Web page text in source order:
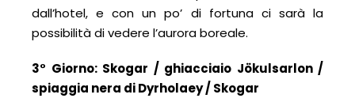
dall’hotel, e con un po’ di fortuna ci sarà la
possibilità di vedere l’aurora boreale.
3° Giorno: Skogar / ghiacciaio Jökulsarlon /
spiaggia nera di Dyrholaey/ Skogar